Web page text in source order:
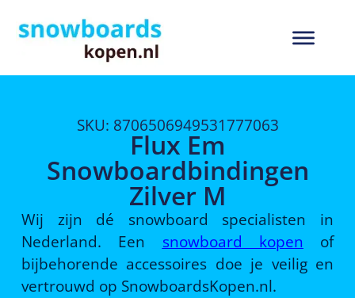
SKU: 8706506949531777063
Flux Em
Snowboardbindingen
Zilver M
Wij zijn dé snowboard specialisten in
Nederland. Een snowboard kopen of
bijbehorende accessoires doe je veilig en
vertrouwd op SnowboardsKopen.nl.